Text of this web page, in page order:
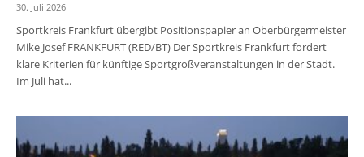
30. Juli 2026
Sportkreis Frankfurt übergibt Positionspapier an Oberbürgermeister
Mike Josef FRANKFURT (RED/BT) Der Sportkreis Frankfurt fordert
klare Kriterien für künftige Sportgroßveranstaltungen in der Stadt.
Im Juli hat...